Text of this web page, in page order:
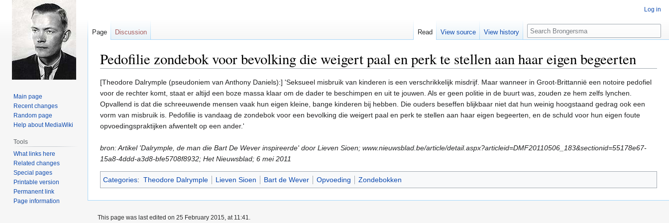
Pedofilie zondebok voor bevolking die weigert paal en perk te stellen aan haar eigen begeerten
Jump
to
navigation
Jump
to
search
[Theodore Dalrymple (pseudoniem van Anthony Daniels):] 'Seksueel misbruik van kinderen is een verschrikkelijk misdrijf. Maar wanneer in Groot-Brittannië een notoire pedofiel
voor de rechter komt, staat er altijd een boze massa klaar om de dader te beschimpen en uit te jouwen. Als er geen politie in de buurt was, zouden ze hem zelfs lynchen.
Opvallend is dat die schreeuwende mensen vaak hun eigen kleine, bange kinderen bij hebben. Die ouders beseffen blijkbaar niet dat hun weinig hoogstaand gedrag ook een
vorm van misbruik is. Pedofilie is vandaag de zondebok voor een bevolking die weigert paal en perk te stellen aan haar eigen begeerten, en de schuld voor hun eigen foute
opvoedingspraktijken afwentelt op een ander.'
bron: Artikel 'Dalrymple, de man die Bart De Wever inspireerde' door Lieven Sioen; www.nieuwsblad.be/article/detail.aspx?articleid=DMF20110506_183&sectionid=55178e67-
15a8-4ddd-a3d8-bfe5708f8932; Het Nieuwsblad; 6 mei 2011
Categories: Theodore Dalrymple Lieven Sioen Bart de Wever Opvoeding Zondebokken
Log in
Page Discussion Read View source View history Search
Main page
Recent changes
Random page
Help about MediaWiki
Tools
What links here
Related changes
Special pages
Printable version
Permanent link
Page information
This page was last edited on 25 February 2015, at 11:41.